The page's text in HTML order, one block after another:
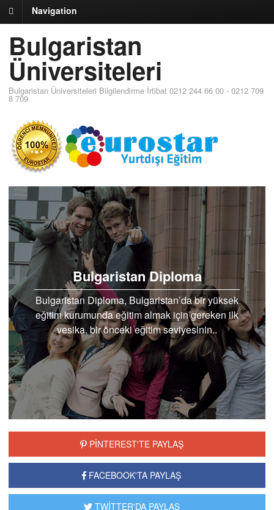
Navigation
Bulgaristan
Üniversiteleri
Bulgaristan Üniversiteleri Bilgilendirme İrtibat 0212 244 66 00 - 0212 709
8 709
Bulgaristan Diploma
Bulgaristan Diploma, Bulgaristan’da bir yüksek
eğitim kurumunda eğitim almak için gereken ilk
vesika, bir önceki eğitim seviyesinin..
PİNTEREST'TE PAYLAŞ
FACEBOOK'TA PAYLAŞ
TWİTTER'DA PAYLAŞ